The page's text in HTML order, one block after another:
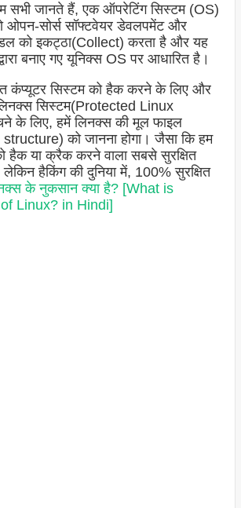
सभी जानते हैं, एक ऑपरेटिंग सिस्टम (OS)
ओपन-सोर्स सॉफ्टवेयर डेवलपमेंट और
को इकट्ठा(Collect) करता है और यह
बनाए गए यूनिक्स OS पर आधारित है।
कंप्यूटर सिस्टम को हैक करने के लिए और
लिनक्स सिस्टम(Protected Linux
के लिए, हमें लिनक्स की मूल फाइल
को जानना होगा। जैसा कि हम
हैक या क्रैक करने वाला सबसे सुरक्षित
हैकिंग की दुनिया में, 100% सुरक्षित
के नुकसान क्या है? [What is
Linux? in Hindi]